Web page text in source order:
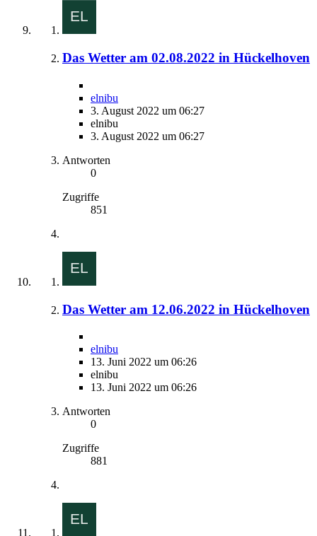
Das Wetter am 02.08.2022 in Hückelhoven
elnibu
3. August 2022 um 06:27
elnibu
3. August 2022 um 06:27
Antworten
0
Zugriffe
851
Das Wetter am 12.06.2022 in Hückelhoven
elnibu
13. Juni 2022 um 06:26
elnibu
13. Juni 2022 um 06:26
Antworten
0
Zugriffe
881